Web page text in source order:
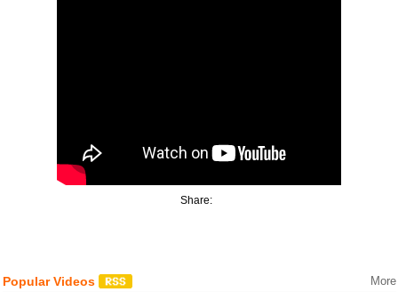
Share:
Popular Videos More